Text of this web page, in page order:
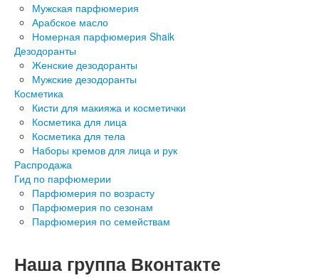
Мужская парфюмерия
Арабское масло
Номерная парфюмерия Shaik
Дезодоранты
Женские дезодоранты
Мужские дезодоранты
Косметика
Кисти для макияжа и косметички
Косметика для лица
Косметика для тела
Наборы кремов для лица и рук
Распродажа
Гид по парфюмерии
Парфюмерия по возрасту
Парфюмерия по сезонам
Парфюмерия по семействам
Наша группа Вконтакте